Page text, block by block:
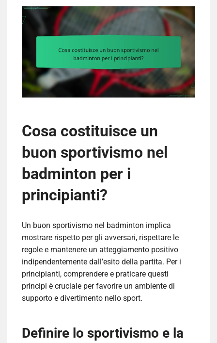
Cosa costituisce un
buon sportivismo nel
badminton per i
principianti?
Un buon sportivismo nel badminton implica
mostrare rispetto per gli avversari, rispettare le
regole e mantenere un atteggiamento positivo
indipendentemente dall’esito della partita. Per i
principianti, comprendere e praticare questi
principi è cruciale per favorire un ambiente di
supporto e divertimento nello sport.
Definire lo sportivismo e la